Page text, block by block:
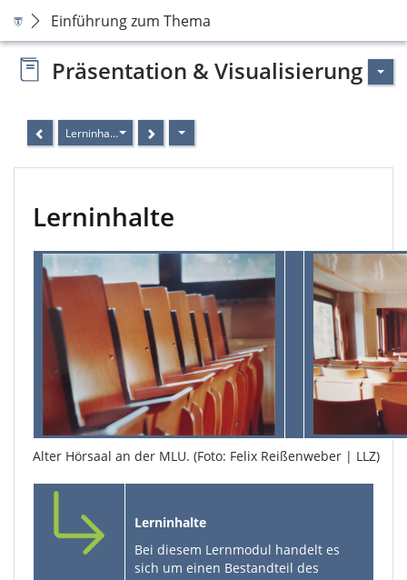
Einführung zum Thema
Präsentation & Visualisierung
Lerninhalte
Lerninhalte
Alter Hörsaal an der MLU. (Foto: Felix Reißenweber | LLZ)
Lerninhalte
Bei diesem Lernmodul handelt es
sich um einen Bestandteil des